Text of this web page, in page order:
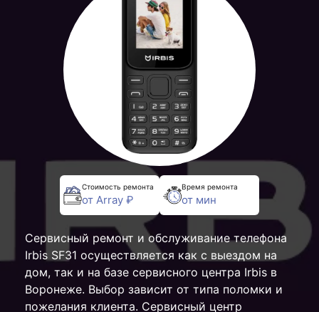
Стоимость ремонта
от Array ₽
Время ремонта
от мин
Сервисный ремонт и обслуживание телефона
Irbis SF31 осуществляется как с выездом на
дом, так и на базе сервисного центра Irbis в
Воронеже. Выбор зависит от типа поломки и
пожелания клиента. Сервисный центр